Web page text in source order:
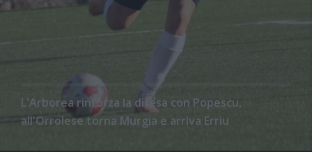
L'Arborea rinforza la difesa con Popescu,
all'Orrolese torna Murgia e arriva Erriu